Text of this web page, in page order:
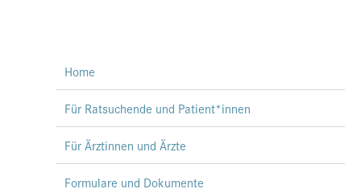
Home
Für Ratsuchende und Patient*innen
Für Ärztinnen und Ärzte
Formulare und Dokumente